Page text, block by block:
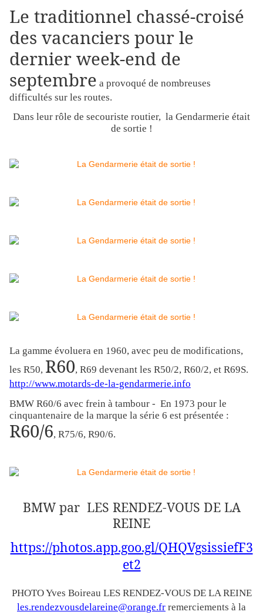
Le traditionnel chassé-croisé
des vacanciers pour le
dernier week-end de
septembre a provoqué de nombreuses
difficultés sur les routes.
Dans leur rôle de secouriste routier, la Gendarmerie était
de sortie !
La gamme évoluera en 1960, avec peu de modifications,
les R50, R60, R69 devenant les R50/2, R60/2, et R69S.
http://www.motards-de-la-gendarmerie.info
BMW R60/6 avec frein à tambour - En 1973 pour le
cinquantenaire de la marque la série 6 est présentée :
R60/6, R75/6, R90/6.
BMW par LES RENDEZ-VOUS DE LA
REINE
https://photos.app.goo.gl/QHQVgsissiefF3
et2
PHOTO Yves Boireau LES RENDEZ-VOUS DE LA REINE
les.rendezvousdelareine@orange.fr remerciements à la